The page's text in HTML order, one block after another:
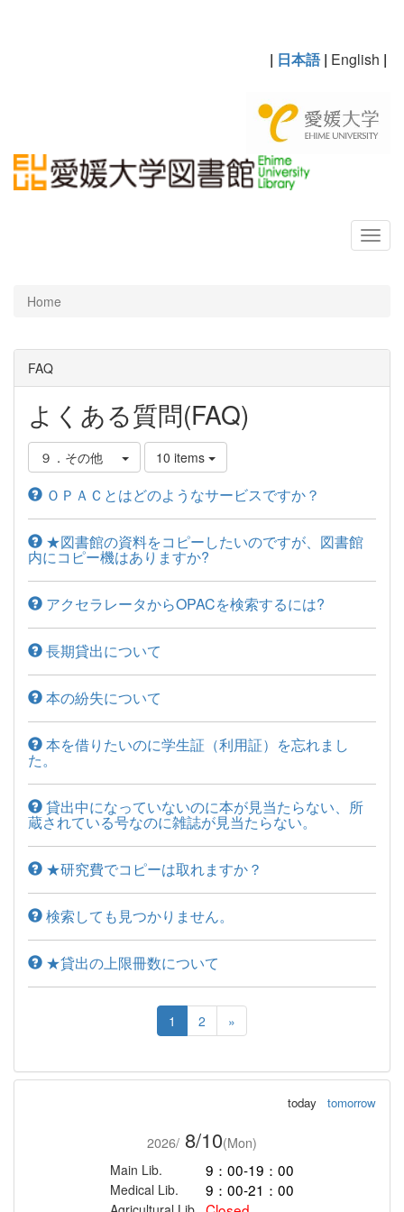
| 日本語| English |
Home
FAQ
よくある質問(FAQ)
９．その他 10 items
ＯＰＡＣとはどのようなサービスですか？
★図書館の資料をコピーしたいのですが、図書館
内にコピー機はありますか?
アクセラレータからOPACを検索するには?
長期貸出について
本の紛失について
本を借りたいのに学生証（利用証）を忘れまし
た。
貸出中になっていないのに本が見当たらない、所
蔵されている号なのに雑誌が見当たらない。
★研究費でコピーは取れますか？
検索しても見つかりません。
★貸出の上限冊数について
1 2 »
today tomorrow
2026/ 8/10(Mon)
Main Lib.
9：00-19：00
Medical Lib. 9：00-21：00